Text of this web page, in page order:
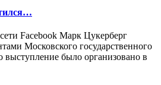
Facebook Марк Цукерберг
Московского государственного
было организовано в